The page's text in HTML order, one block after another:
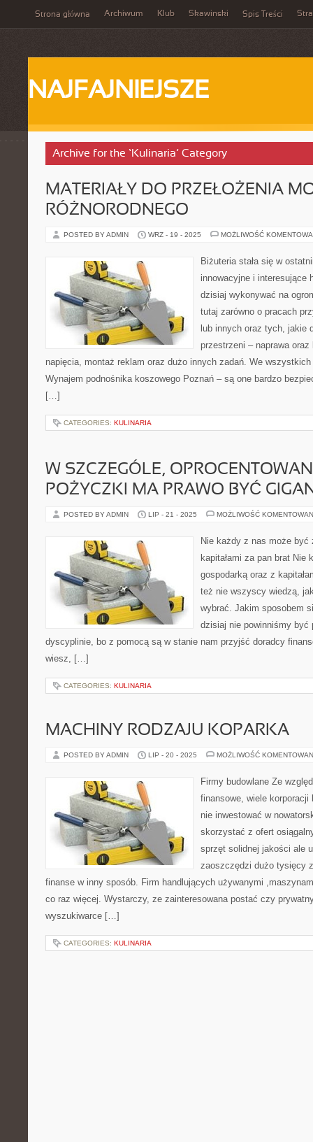
Strona główna Archiwum Klub Skawinski Spis Treści
NAJFAJNIEJSZE
Archive for the ‘Kulinaria’ Category
MATERIAŁY DO PRZEŁOŻENIA
RÓŻNORODNEGO
POSTED BY ADMIN WRZ - 19 - 2025 MOŻLIWOŚĆ
Biżuteria stała się w
innowacyjne i interesujące
dzisiaj wykonywać na
tutaj zarówno o pracach
lub innych oraz tych, jakie
przestrzeni – naprawa
napięcia, montaż reklam oraz dużo innych zadań. We
Wynajem podnośnika koszowego Poznań – są one bardzo
[…]
CATEGORIES: KULINARIA
W SZCZEGÓLE,
POŻYCZKI MA PRAWO BYĆ
POSTED BY ADMIN LIP - 21 - 2025 MOŻLIWOŚĆ
Nie każdy z nas może być
kapitałami za pan brat
gospodarką oraz z
też nie wszyscy wiedzą,
wybrać. Jakim sposobem
dzisiaj nie powinniśmy być
dyscyplinie, bo z pomocą są w stanie nam przyjść doradcy
wiesz, […]
CATEGORIES: KULINARIA
MACHINY RODZAJU KOPARKA
POSTED BY ADMIN LIP - 20 - 2025 MOŻLIWOŚĆ
Firmy budowlane Ze
finansowe, wiele
nie inwestować w
skorzystać z ofert
sprzęt solidnej jakości ale
zaoszczędzi dużo tysięcy
finanse w inny sposób. Firm handlujących używanymi
co raz więcej. Wystarczy, ze zainteresowana postać czy
wyszukiwarce […]
CATEGORIES: KULINARIA